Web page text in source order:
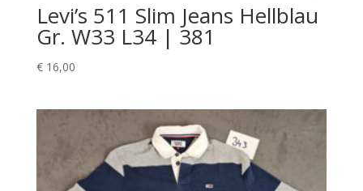
Levi’s 511 Slim Jeans Hellblau
Gr. W33 L34 | 381
€16,00